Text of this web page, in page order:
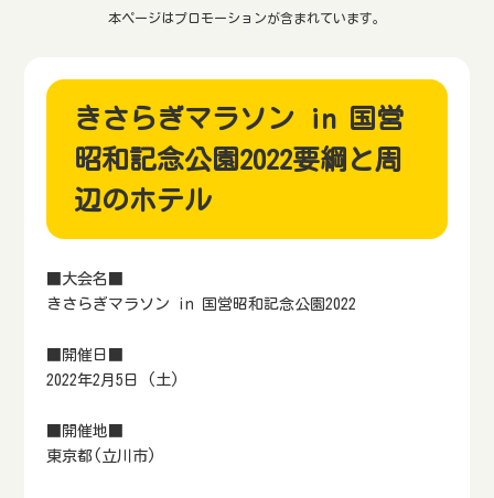
本ページはプロモーションが含まれています。
きさらぎマラソン in 国営
昭和記念公園2022要綱と周
辺のホテル
■大会名■
きさらぎマラソン in 国営昭和記念公園2022
■開催日■
2022年2月5日 (土)
■開催地■
東京都(立川市)